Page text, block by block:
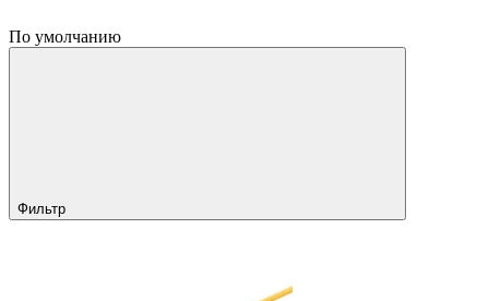
По умолчанию
Фильтр